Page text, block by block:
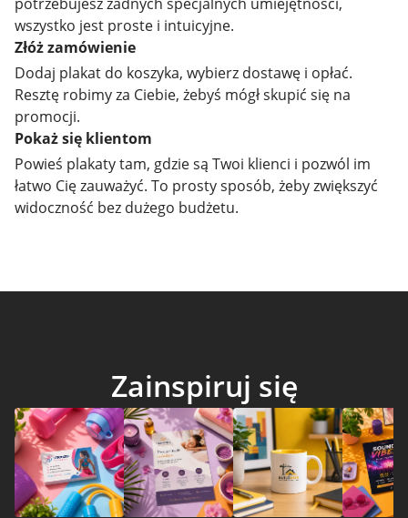
wszystko jest proste i intuicyjne.
Złóż zamówienie
Dodaj plakat do koszyka, wybierz dostawę i opłać.
Resztę robimy za Ciebie, żebyś mógł skupić się na
promocji.
Pokaż się klientom
Powieś plakaty tam, gdzie są Twoi klienci i pozwól im
łatwo Cię zauważyć. To prosty sposób, żeby zwiększyć
widoczność bez dużego budżetu.
Zainspiruj się